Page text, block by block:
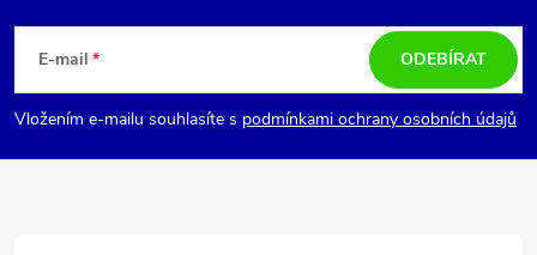
u
p
a
E-mail
Vložením e-mailu souhlasíte s podmínkami ochrany osobních údajů
ODEBÍRAT